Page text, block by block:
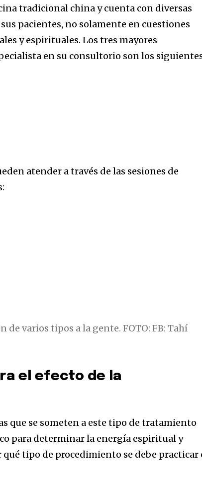
de correo eletrónico y da
respetamos tu
a tu INBOX. Tu información
Acepto la
tradicional china y cuenta con diversas
pacientes, no solamente en cuestiones
y espirituales. Los tres mayores
en su consultorio son los
atender a través de las sesiones de
varios tipos a la gente. FOTO: FB: Tahí
el efecto de la
que se someten a este tipo de tratamiento
para determinar la energía espiritual y
tipo de procedimiento se debe practicar